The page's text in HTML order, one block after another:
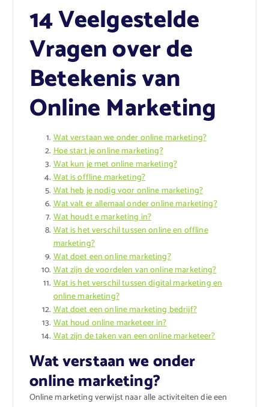
14 Veelgestelde
Vragen over de
Betekenis van
Online Marketing
Wat verstaan we onder online marketing?
Hoe start je online marketing?
Wat kun je met online marketing?
Wat is offline marketing?
Wat heb je nodig voor online marketing?
Wat valt er allemaal onder online marketing?
Wat houdt e marketing in?
Wat is het verschil tussen online en offline
marketing?
Wat doet een online marketing?
Wat zijn de voordelen van online marketing?
Wat is het verschil tussen digital marketing en
online marketing?
Wat doet een online marketing bedrijf?
Wat houd online marketeer in?
Wat zijn de taken van een online marketeer?
Wat verstaan we onder
online marketing?
Online marketing verwijst naar alle activiteiten die een